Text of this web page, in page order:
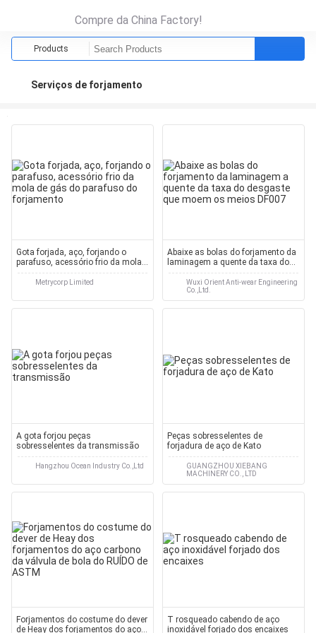
Compre da China Factory!
Products
Serviços de forjamento
Gota forjada, aço, forjando o
parafuso, acessório frio da mola
de gás do parafuso do forjamento
Metrycorp Limited
Abaixe as bolas do forjamento da
laminagem a quente da taxa do
desgaste que moem os meios
DF007Wuxi Orient Anti-wear Engineering
Co.,Ltd.
A gota forjou peças
sobresselentes da transmissão
Hangzhou Ocean Industry Co.,Ltd
Peças sobresselentes de
forjadura de aço de Kato
GUANGZHOU XIEBANG
MACHINERY CO., LTD
Forjamentos do costume do dever
de Heay dos forjamentos do aço
T rosqueado cabendo de aço
inoxidável forjado dos encaixes